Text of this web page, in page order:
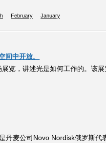
February January
间中开放。
览，讲述光是如何工作的。该
麦公司Novo Nordisk俄罗斯代